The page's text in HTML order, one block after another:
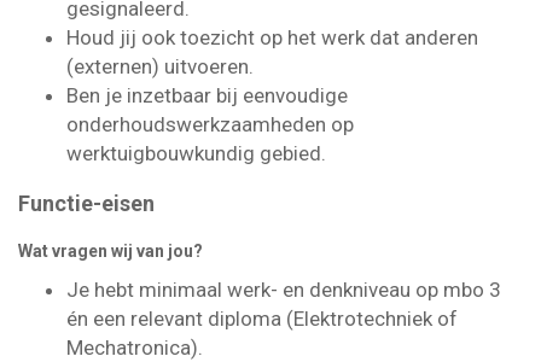
gesignaleerd.
Houd jij ook toezicht op het werk dat anderen
(externen) uitvoeren.
Ben je inzetbaar bij eenvoudige
onderhoudswerkzaamheden op
werktuigbouwkundig gebied.
Functie-eisen
Wat vragen wij van jou?
Je hebt minimaal werk- en denkniveau op mbo 3
én een relevant diploma (Elektrotechniek of
Mechatronica).